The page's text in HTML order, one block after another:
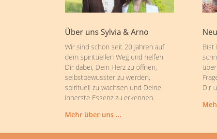
Über uns Sylvia & Arno
Wir sind schon seit 20 Jahren auf
dem spirituellen Weg und helfen
Dir dabei, Dein Herz zu öffnen,
selbstbewusster zu werden,
spirituell zu wachsen und Deine
innerste Essenz zu erkennen.
Mehr über uns …
Bist
Dir